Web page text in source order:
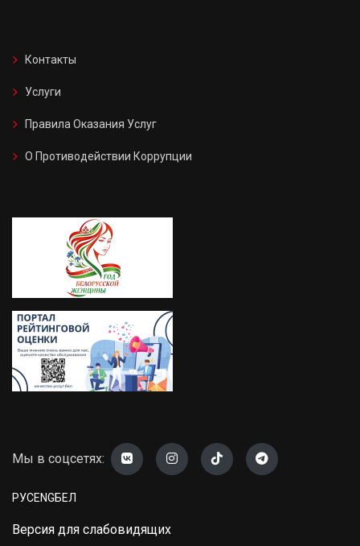
Контакты
Услуги
Правила Оказания Услуг
О Противодействии Коррупции
Мы в соцсетях:
РУСENGБЕЛ
Версия для слабовидящих